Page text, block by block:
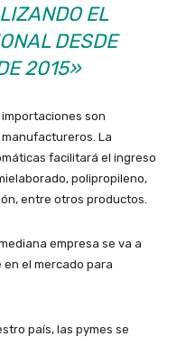
EL
DESDE
2015»
son
La
facilitará el ingreso
polipropileno,
entre otros productos.
empresa se va a
el mercado para
país, las pymes se